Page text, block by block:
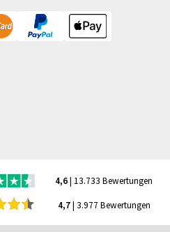
4,6| 13.733 Bewertungen
4,7| 3.977 Bewertungen